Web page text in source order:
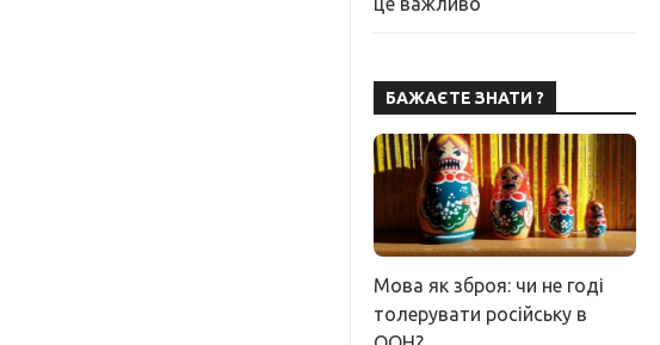
БАЖАЄТЕ ЗНАТИ ?
Мова як зброя: чи не годі
толерувати російську в